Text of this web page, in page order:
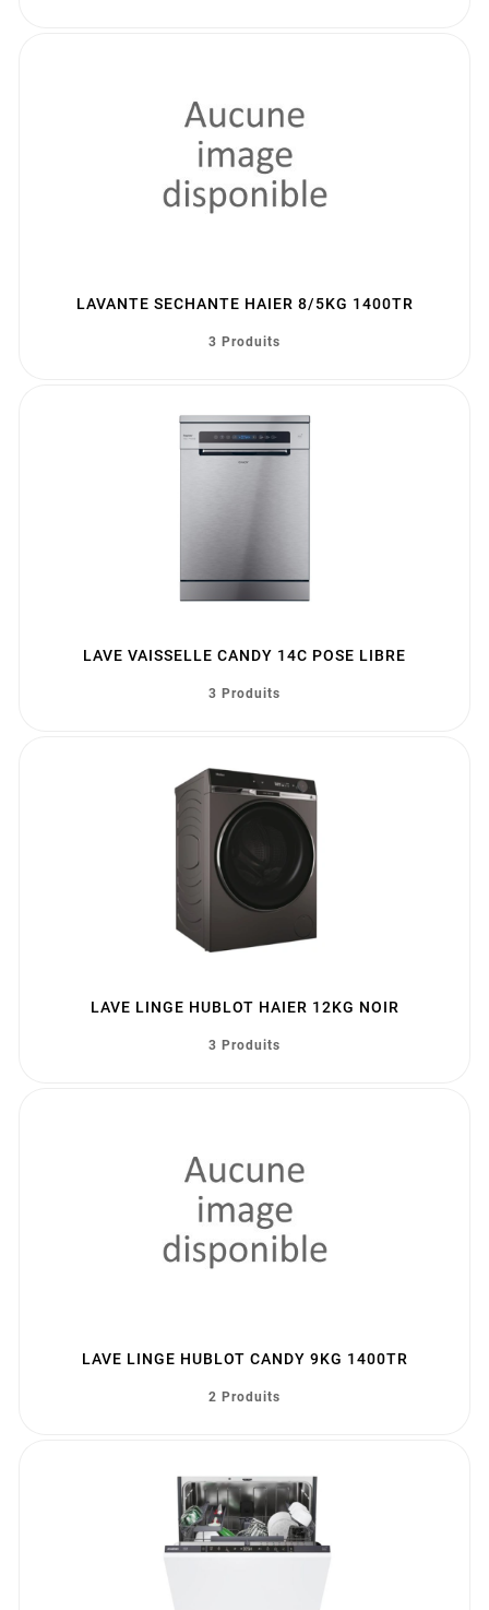
LAVANTE SECHANTE HAIER 8/5KG 1400TR
3 Produits
LAVE VAISSELLE CANDY 14C POSE LIBRE
3 Produits
LAVE LINGE HUBLOT HAIER 12KG NOIR
3 Produits
LAVE LINGE HUBLOT CANDY 9KG 1400TR
2 Produits